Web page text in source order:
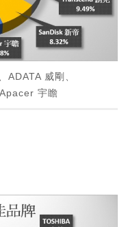
威剛、
宇瞻